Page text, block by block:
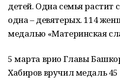
детей. Одна семья растит
одна – девятерых. 114
медалью «Материнская
5 марта врио Главы
Хабиров вручил медаль